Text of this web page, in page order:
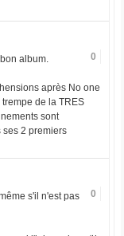
0
album.
après No one
de la TRES
sont
ses 2 premiers
0
s'il n'est pas